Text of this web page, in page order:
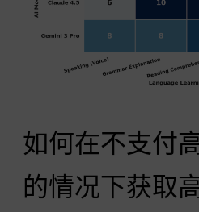
如何在不支付
的情况下获取